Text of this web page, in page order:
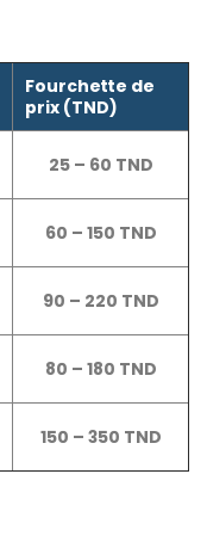
Fourchette de
prix (TND)
25 – 60 TND
60 – 150 TND
90 – 220 TND
80 – 180 TND
150 – 350 TND